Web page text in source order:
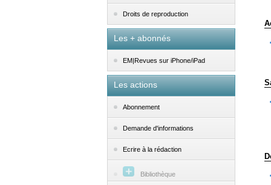
Droits de reproduction
Les + abonnés
EM|Revues sur iPhone/iPad
Les actions
Abonnement
Demande d'informations
Ecrire à la rédaction
Bibliothèque